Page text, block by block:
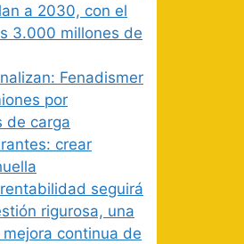
a 2030, con el
3.000 millones de
Fenadismer
por
de carga
crear
seguirá
rigurosa, una
continua de